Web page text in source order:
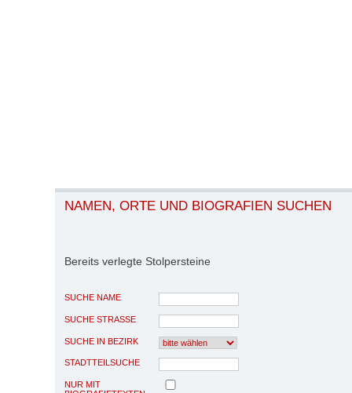
NAMEN, ORTE UND BIOGRAFIEN SUCHEN
Bereits verlegte Stolpersteine
SUCHE NAME
SUCHE STRASSE
SUCHE IN BEZIRK
STADTTEILSUCHE
NUR MIT